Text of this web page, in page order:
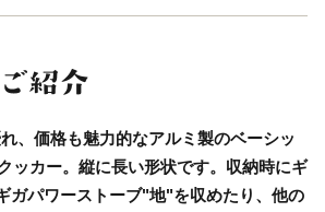
、価格も魅力的なアルミ製のベーシッ
ッカー。縦に長い形状です。収納時にギ
ガパワーストーブ"地"を収めたり、他の